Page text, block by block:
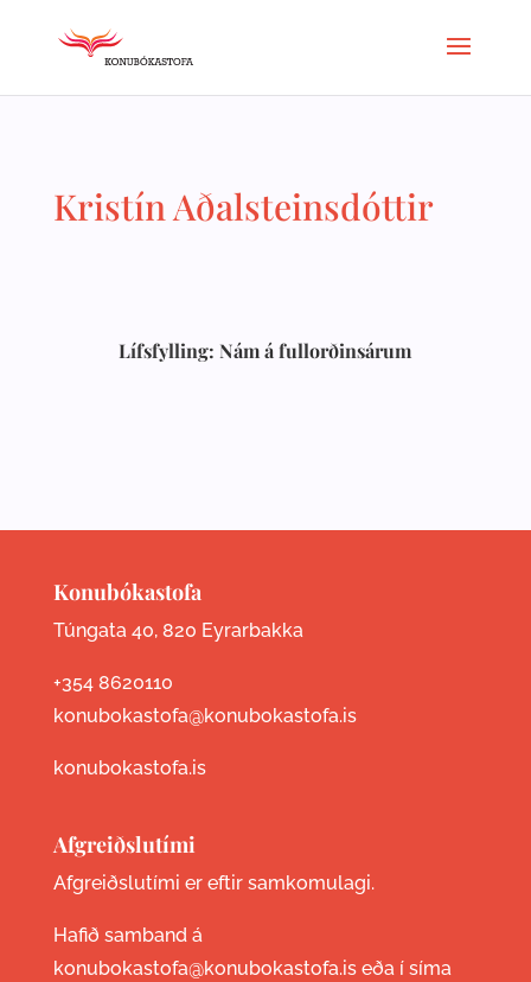
Kristín Aðalsteinsdóttir
Lífsfylling: Nám á fullorðinsárum
Konubókastofa
Túngata 40, 820 Eyrarbakka
+354 8620110
konubokastofa@konubokastofa.is
konubokastofa.is
Afgreiðslutími
Afgreiðslutími er eftir samkomulagi.
Hafið samband á
konubokastofa@konubokastofa.is eða í síma